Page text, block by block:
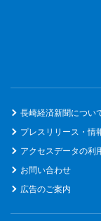
長崎経済新聞につい
プレスリリース・情
アクセスデータの利
お問い合わせ
広告のご案内